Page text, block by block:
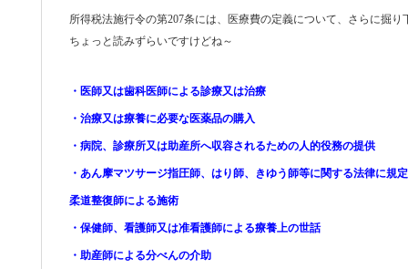
所得税法施行令の第207条には、医療費の定義について、さらに掘
ちょっと読みずらいですけどね～
・医師又は歯科医師による診療又は治療
・治療又は療養に必要な医薬品の購入
・病院、診療所又は助産所へ収容されるための人的役務の提供
・あん摩マツサージ指圧師、はり師、きゆう師等に関する法律に規
柔道整復師による施術
・保健師、看護師又は准看護師による療養上の世話
・助産師による分べんの介助